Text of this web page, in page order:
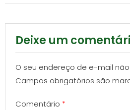
Deixe um
O seu endereço de e-mail
Campos obrigatórios são
Comentário *